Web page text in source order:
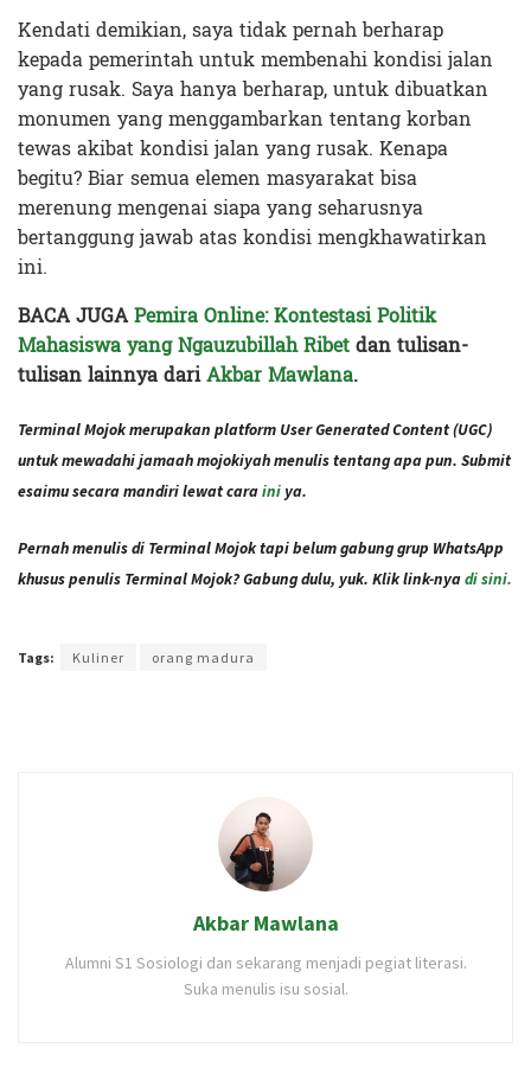
Kendati demikian, saya tidak pernah berharap
kepada pemerintah untuk membenahi kondisi jalan
yang rusak. Saya hanya berharap, untuk dibuatkan
monumen yang menggambarkan tentang korban
tewas akibat kondisi jalan yang rusak. Kenapa
begitu? Biar semua elemen masyarakat bisa
merenung mengenai siapa yang seharusnya
bertanggung jawab atas kondisi mengkhawatirkan
ini.
BACA JUGAPemira Online: Kontestasi Politik
Mahasiswa yang Ngauzubillah Ribetdan tulisan-
tulisan lainnya dariAkbar Mawlana.
Terminal Mojok merupakan platform User Generated Content (UGC)
untuk mewadahi jamaah mojokiyah menulis tentang apa pun. Submit
esaimu secara mandiri lewat caraini ya.
Pernah menulis di Terminal Mojok tapi belum gabung grup WhatsApp
khusus penulis Terminal Mojok? Gabung dulu, yuk. Klik link-nyadi sini.
Tags: Kuliner orang madura
Akbar Mawlana
Alumni S1 Sosiologi dan sekarang menjadi pegiat literasi.
Suka menulis isu sosial.